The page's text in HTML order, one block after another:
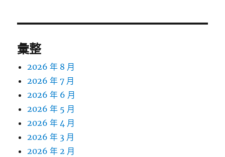
彙整
2026 年 8 月
2026 年 7 月
2026 年 6 月
2026 年 5 月
2026 年 4 月
2026 年 3 月
2026 年 2 月